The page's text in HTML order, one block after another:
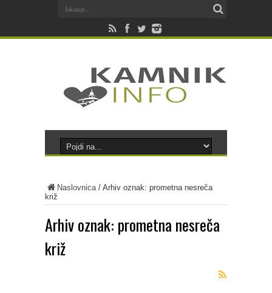
Naslovnica/ Arhiv oznak: prometna nesreča
križ
Arhiv oznak: prometna nesreča
križ